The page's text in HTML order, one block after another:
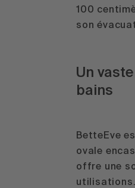
100
son
Un
bains
BetteEve
ovale
offre une